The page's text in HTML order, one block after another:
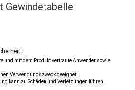
Gewindetabelle
und mit dem Produkt vertraute Anwender sowie
Verwendungszweck geeignet.
kann zu Schäden und Verletzungen führen.